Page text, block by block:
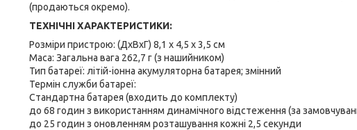
(продаються окремо).
ТЕХНІЧНІ ХАРАКТЕРИСТИКИ:
Розміри пристрою: (ДхВхГ) 8,1 х 4,5 х 3,5 см
Маса: Загальна вага 262,7 г (з нашийником)
Тип батареї: літій-іонна акумуляторна батарея; змінний
Термін служби батареї:
Стандартна батарея (входить до комплекту)
до 68 годин з використанням динамічного відстеження (за
до 25 годин з оновленням розташування кожні 2,5 секунди